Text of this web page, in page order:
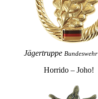
Jägertruppe Bundeswehr
Horrido – Joho!